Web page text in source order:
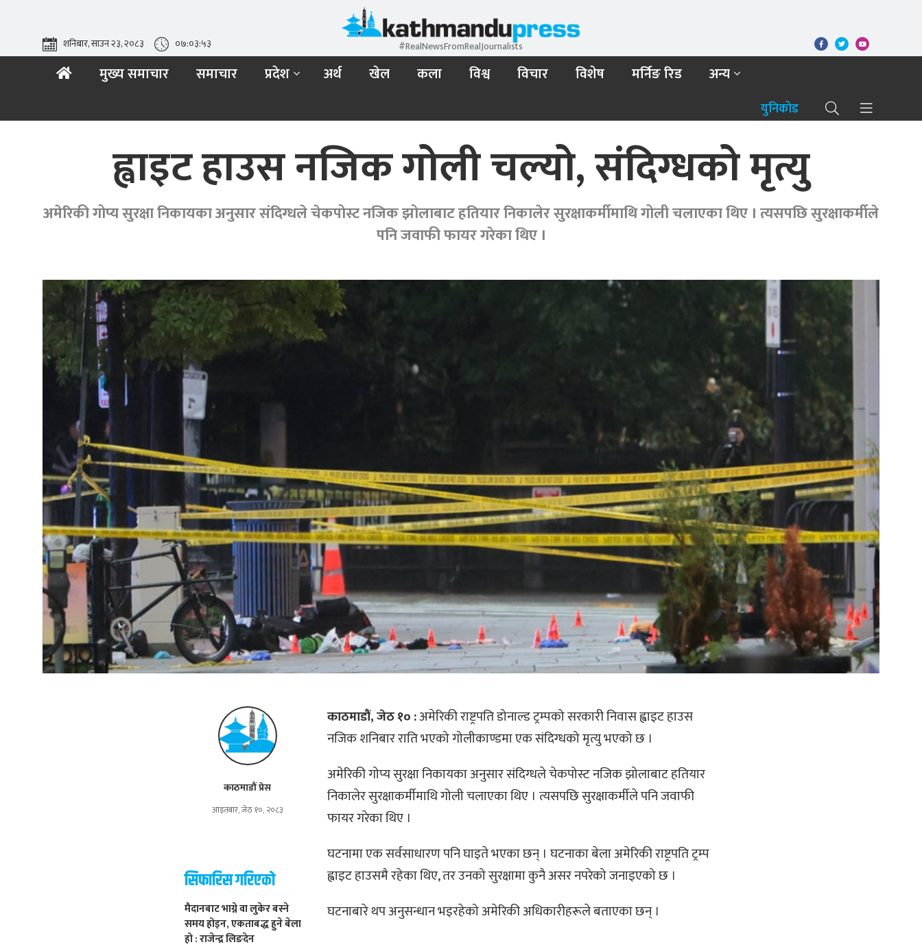
#RealNewsFromRealJournalists
शनिबार, साउन २३, २०८३ ०७:०३:५४
मुख्य समाचार समाचार प्रदेश अर्थ खेल कला विश्व विचार विशेष मर्निङ रिड अन्य
युनिकोड
ह्वाइट हाउस नजिक गोली चल्यो, संदिग्धको मृत्यु
अमेरिकी गोप्य सुरक्षा निकायका अनुसार संदिग्धले चेकपोस्ट नजिक झोलाबाट हतियार निकालेर सुरक्षाकर्मीमाथि गोली चलाएका थिए । त्यसपछि सुरक्षाकर्मीले
पनि जवाफी फायर गरेका थिए ।
काठमाडौं प्रेस
आइतबार, जेठ १०, २०८३
सिफारिस गरिएको
मैदानबाट भाग्ने वा लुकेर बस्ने
समय होइन, एकताबद्ध हुने बेला
हो : राजेन्द्र लिङदेन
काठमाडौं, जेठ १० :अमेरिकी राष्ट्रपति डोनाल्ड ट्रम्पको सरकारी निवास ह्वाइट हाउस
नजिक शनिबार राति भएको गोलीकाण्डमा एक संदिग्धको मृत्यु भएको छ ।
अमेरिकी गोप्य सुरक्षा निकायका अनुसार संदिग्धले चेकपोस्ट नजिक झोलाबाट हतियार
निकालेर सुरक्षाकर्मीमाथि गोली चलाएका थिए । त्यसपछि सुरक्षाकर्मीले पनि जवाफी
फायर गरेका थिए ।
घटनामा एक सर्वसाधारण पनि घाइते भएका छन् । घटनाका बेला अमेरिकी राष्ट्रपति ट्रम्प
ह्वाइट हाउसमै रहेका थिए, तर उनको सुरक्षामा कुनै असर नपरेको जनाइएको छ ।
घटनाबारे थप अनुसन्धान भइरहेको अमेरिकी अधिकारीहरूले बताएका छन् ।